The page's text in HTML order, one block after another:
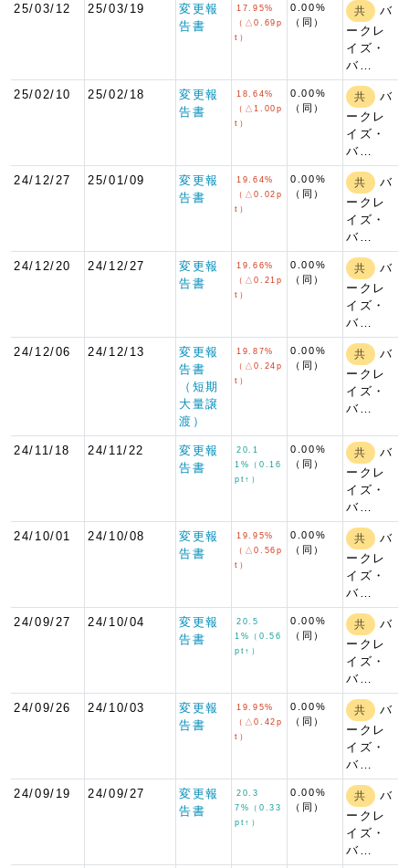
25/03/12 25/03/19
変更報
告書
17.95%
（△0.69p
t）
0.00%
（同）
共
バ
ークレ
イズ・
バ…
25/02/10 25/02/18
変更報
告書
18.64%
（△1.00p
t）
0.00%
（同）
共
バ
ークレ
イズ・
バ…
24/12/27 25/01/09
変更報
告書
19.64%
（△0.02p
t）
0.00%
（同）
共
バ
ークレ
イズ・
バ…
24/12/20 24/12/27
変更報
告書
19.66%
（△0.21p
t）
0.00%
（同）
共
バ
ークレ
イズ・
バ…
24/12/06 24/12/13
変更報
告書
（短期
大量譲
渡）
19.87%
（△0.24p
t）
0.00%
（同）
共
バ
ークレ
イズ・
バ…
24/11/18 24/11/22
変更報
告書
20.1
1%（0.16
pt↑）
0.00%
（同）
共
バ
ークレ
イズ・
バ…
24/10/01 24/10/08
変更報
告書
19.95%
（△0.56p
t）
0.00%
（同）
共
バ
ークレ
イズ・
バ…
24/09/27 24/10/04
変更報
告書
20.5
1%（0.56
pt↑）
0.00%
（同）
共
バ
ークレ
イズ・
バ…
24/09/26 24/10/03
変更報
告書
19.95%
（△0.42p
t）
0.00%
（同）
共
バ
ークレ
イズ・
バ…
24/09/19 24/09/27
変更報
告書
20.3
7%（0.33
pt↑）
0.00%
（同）
共
バ
ークレ
イズ・
バ…